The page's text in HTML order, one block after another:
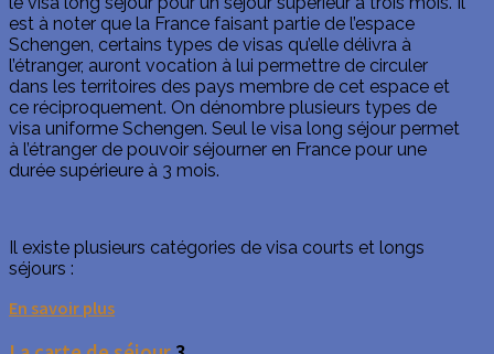
est à noter que la France faisant partie de l’espace
Schengen, certains types de visas qu’elle délivra à
l’étranger, auront vocation à lui permettre de circuler
dans les territoires des pays membre de cet espace et
ce réciproquement. On dénombre plusieurs types de
visa uniforme Schengen. Seul le visa long séjour permet
à l’étranger de pouvoir séjourner en France pour une
durée supérieure à 3 mois.
Il existe plusieurs catégories de visa courts et longs
séjours :
En savoir plus